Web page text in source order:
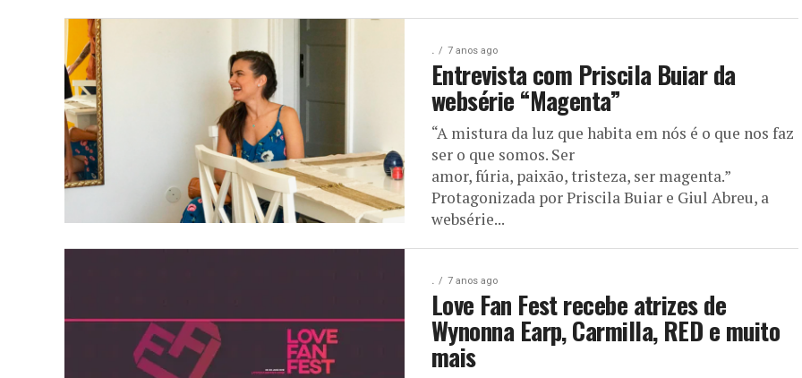
. 7 anos ago
Entrevista com Priscila Buiar da
websérie “Magenta”
“A mistura da luz que habita em nós é o que nos faz
ser o que somos. Ser
amor, fúria, paixão, tristeza, ser magenta.”
Protagonizada por Priscila Buiar e Giul Abreu, a
websérie...
. 7 anos ago
Love Fan Fest recebe atrizes de
Wynonna Earp, Carmilla, RED e muito
mais